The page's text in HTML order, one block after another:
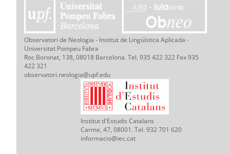
Observatori de Neologia - Institut de Lingüística Aplicada -
Universitat Pompeu Fabra
Roc Boronat, 138, 08018 Barcelona. Tel. 935 422 322 Fax 935
422 321
observatori.neologia@upf.edu
Institut d'Estudis Catalans
Carme, 47, 08001. Tel. 932 701 620
informacio@iec.cat